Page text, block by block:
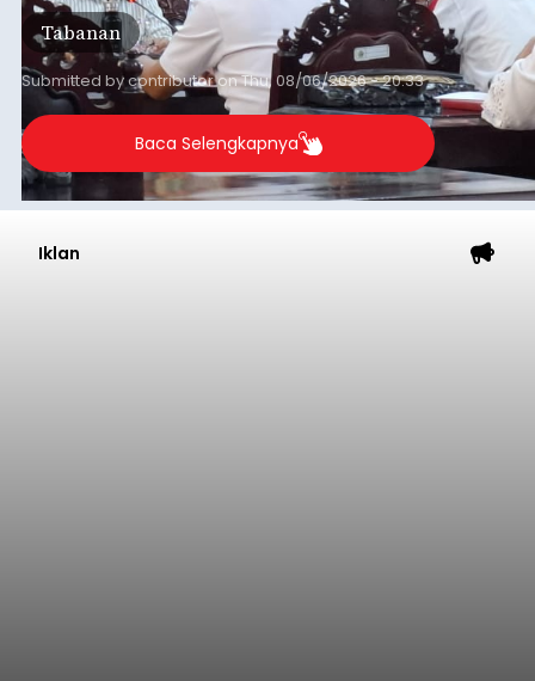
Tabanan
Submitted bycontributoronThu, 08/06/2026 - 20:33
Baca Selengkapnya
Iklan